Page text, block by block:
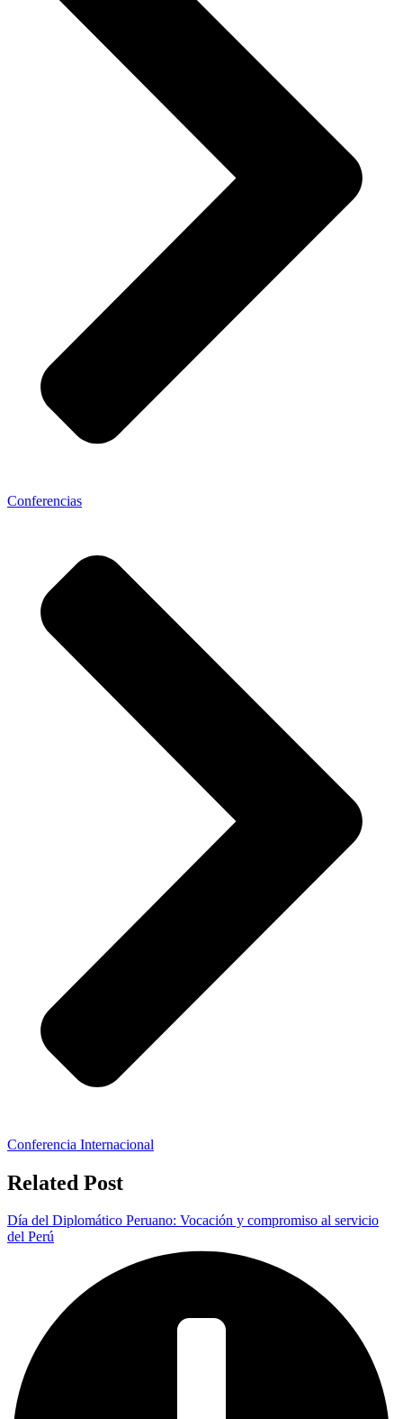
Conferencias
Conferencia Internacional
Related Post
Día del Diplomático Peruano: Vocación y compromiso al servicio
del Perú